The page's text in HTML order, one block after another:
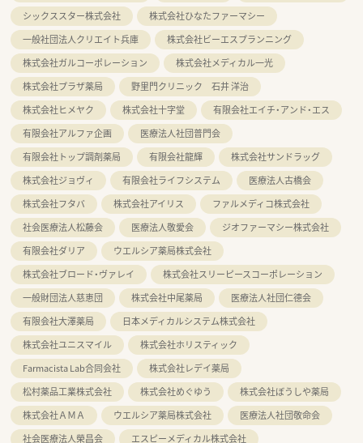
シックススター株式会社
株式会社ひなたファーマシー
一般社団法人クリエイト兵庫
株式会社ビーエスプランニング
株式会社ガルコーポレーション
株式会社メディカル一光
株式会社プラザ薬局
野里門クリニック 石井 洋治
株式会社ヒメヤク
株式会社十字堂
有限会社エイチ・アンド・エス
有限会社アルファ企画
医療法人社団普門会
有限会社トップ調剤薬局
有限会社龍輝
株式会社サンドラッグ
株式会社ジョヴィ
有限会社ライフシステム
医療法人古橋会
株式会社フタバ
株式会社アイリス
ファルメディコ株式会社
社会医療法人松藤会
医療法人敬愛会
ジオファーマシー株式会社
有限会社ダリア
ウエルシア薬局株式会社
株式会社ブロード・ヴァレイ
株式会社スリーピースコーポレーション
一般財団法人慈恵団
株式会社中尾薬局
医療法人社団仁德会
有限会社大澤薬局
日本メディカルシステム株式会社
株式会社ユニスマイル
株式会社ホリスティック
Farmacista Lab合同会社
株式会社レデイ薬局
松村薬品工業株式会社
株式会社めぐゆう
株式会社ぼうしや薬局
株式会社ＡＭＡ
ウエルシア薬局株式会社
医療法人社団敬命会
社会医療法人榮昌会
エスピーメディカル株式会社